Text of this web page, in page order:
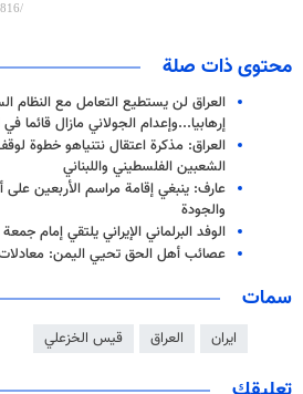
محتوى ذات صلة
العراق لن يستطيع التعامل مع النظام
إرهابيا...وإعدام الجولاني مازال قائما في
العراق: مذكرة اعتقال نتنياهو خطوة
الشعبين الفلسطيني واللبناني
عارف: ينبغي إقامة مراسم الأربعين
والجودة
الوفد البرلماني الإيراني يلتقي إمام
عصائب أهل الحق تحيي اليمن:
سمات
ايران العراق قيس الخزعلي